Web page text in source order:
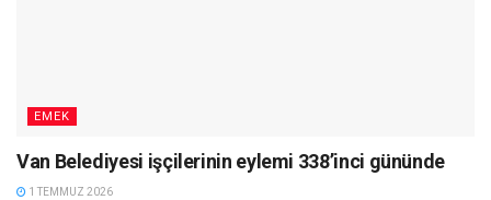
EMEK
Van Belediyesi işçilerinin eylemi 338’inci gününde
1 TEMMUZ 2026